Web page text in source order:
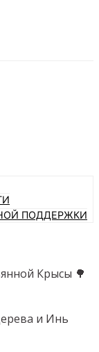
ПОДДЕРЖКИ
Крысы 🌳
и Инь